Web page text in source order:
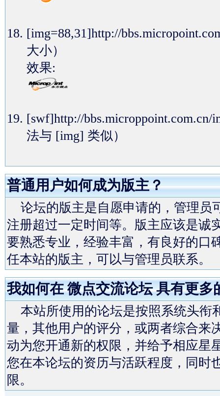
[img=88,31]http://
大小）
效果:
[swf]http://
法与 [img] 类似）
普通用户如何成为版主？
论坛的版主是自愿申请的，管理员
注册超过一定时间等。版主应该是诚
要熟悉专业，经验丰富，有良好的口
任本站的版主，可以与管理员联系。
我如何在 微点交流论坛 具有更多
本站所使用的论坛是按照系统头衔
量，其他用户的评分，或两者综合来
动为您开通新的权限，并给予相应星
您在本论坛的资历与活跃程度，同时
限。